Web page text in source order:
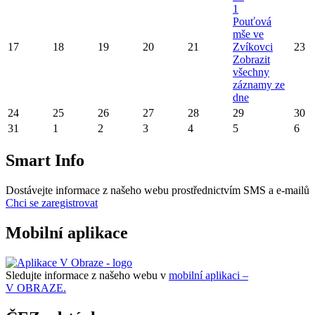
17 18 19 20 21
1
Pouťová
mše ve
Zvíkovci
Zobrazit
všechny
záznamy ze
dne
23
24 25 26 27 28 29
30
31
1 2 3 4 5 6
Smart Info
Dostávejte informace z našeho webu prostřednictvím SMS a e-mailů
Chci se zaregistrovat
Mobilní aplikace
Sledujte informace z našeho webu v mobilní aplikaci –
V OBRAZE.